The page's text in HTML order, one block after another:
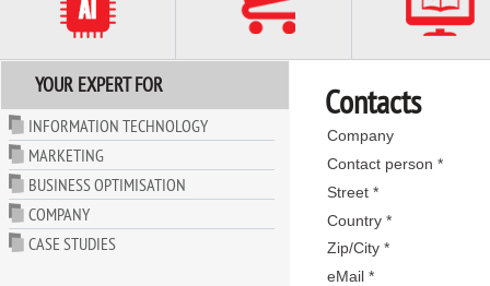
YOUR EXPERT FOR
INFORMATION TECHNOLOGY
MARKETING
BUSINESS OPTIMISATION
COMPANY
CASE STUDIES
Contacts
Company
Contact person *
Street *
Country *
Zip/City *
eMail *